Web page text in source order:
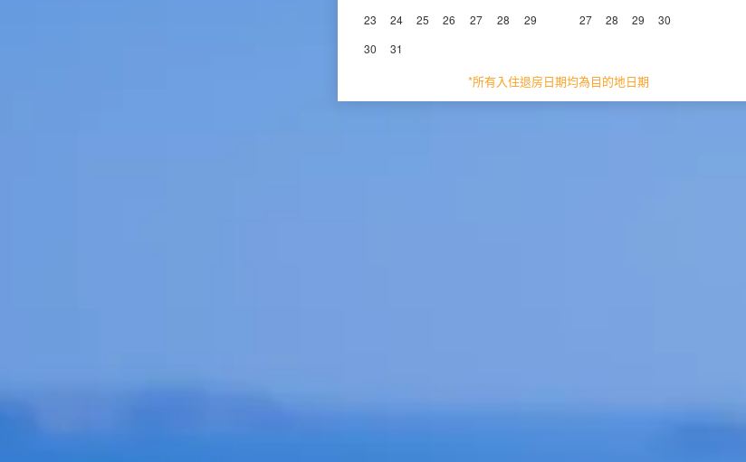
23
24 25 26 27 28
29
30
31
27
28 29 30
*所有入住退房日期均為目的地日期